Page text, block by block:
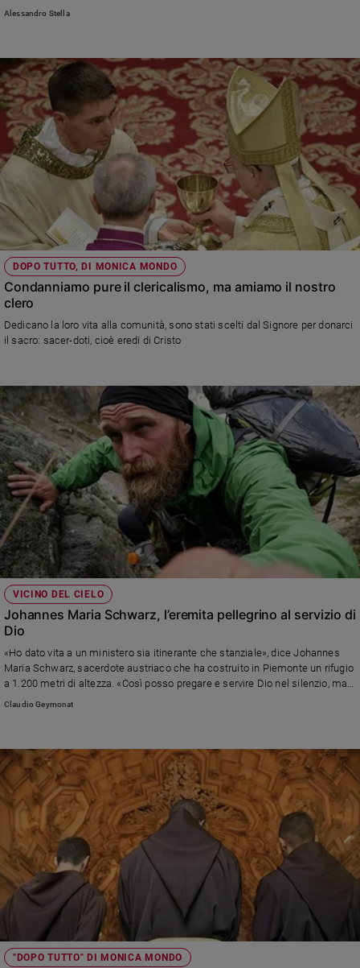
Luca, neoordinato di 35 (foto di copertina di Andrea Cherchi)
Alessandro Stella
DOPO TUTTO, DI MONICA MONDO
Condanniamo pure il clericalismo, ma amiamo il nostro
clero
Dedicano la loro vita alla comunità, sono stati scelti dal Signore per donarci
il sacro: sacer-doti, cioè eredi di Cristo
VICINO DEL CIELO
Johannes Maria Schwarz, l’eremita pellegrino al servizio di
Dio
«Ho dato vita a un ministero sia itinerante che stanziale», dice Johannes
Maria Schwarz, sacerdote austriaco che ha costruito in Piemonte un rifugio
a 1.200 metri di altezza. «Così posso pregare e servire Dio nel silenzio, ma
anche portare il Vangelo sulle strade del mondo»
Claudio Geymonat
"DOPO TUTTO" DI MONICA MONDO